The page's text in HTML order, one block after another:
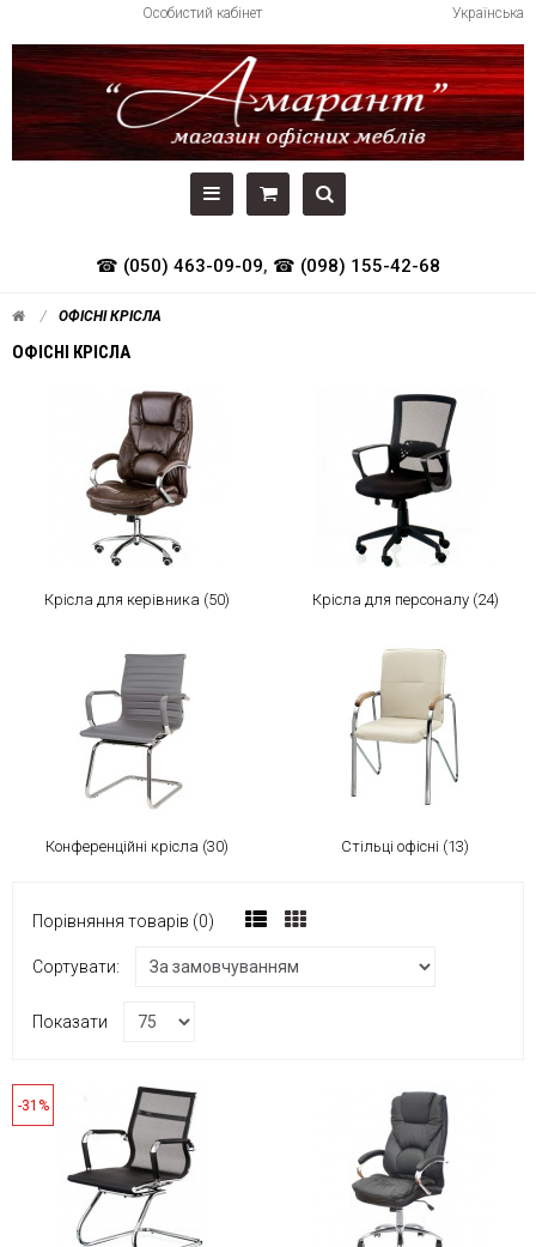
Українська
Особистий кабінет
☎ (050) 463-09-09, ☎ (098) 155-42-68
ОФІСНІ КРІСЛА
ОФІСНІ КРІСЛА
Крісла для керівника (50) Крісла для персоналу (24)
Конференційні крісла (30) Стільці офісні (13)
Порівняння товарів (0)
Сортувати:
Показати
-31%